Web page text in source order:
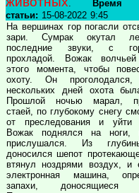
Время
статьи: 15-08-2022 9:45
На вершинах гор погасли
зари. Сумрак окутал
последние звуки, с
прохладой. Вожак
этого момента, чтобы
охоту. Он
нескольких дней охота
Прошлой ночью марал,
стаей, по глубокому снегу
от преследования и уйти
Вожак поднялся на ноги,
прислушался. Из
доносился шепот
втянул ноздрями воздух, и
электронная машина,
запахи,